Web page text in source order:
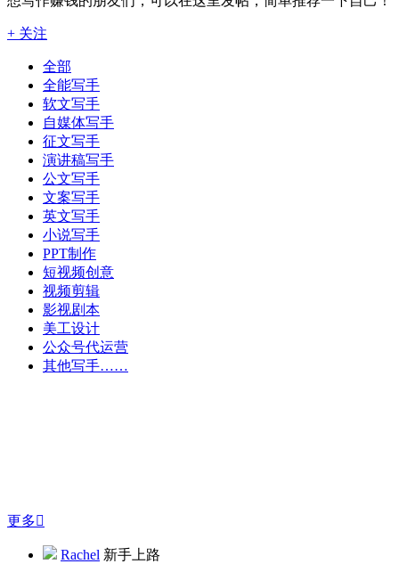
+ 关注
全部
全能写手
软文写手
自媒体写手
征文写手
演讲稿写手
公文写手
文案写手
英文写手
小说写手
PPT制作
短视频创意
视频剪辑
影视剧本
美工设计
公众号代运营
其他写手……
更多
Rachel 新手上路